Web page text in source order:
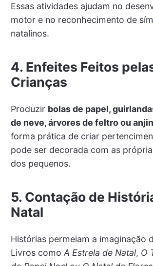
Essas atividades ajudam no
motor e no reconhecimento de
natalinos.
4. Enfeites Feitos
Crianças
Produzir bolas de papel,
de neve, árvores de feltro ou
forma prática de criar
pode ser decorada com as
dos pequenos.
5. Contação de
Natal
Histórias permeiam a imaginação
Livros como A Estrela de Natal, O